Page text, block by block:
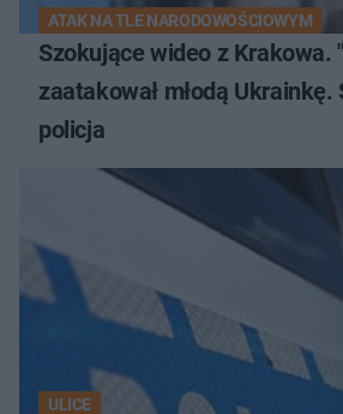
ATAK NA TLE NARODOWOŚCIOWYM
Szokujące wideo z Krakowa.
zaatakował młodą Ukrainkę.
policja
ULICE